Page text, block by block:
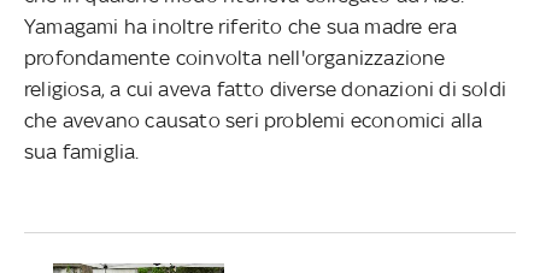
Yamagami ha inoltre riferito che sua madre era
profondamente coinvolta nell'organizzazione
religiosa, a cui aveva fatto diverse donazioni di soldi
che avevano causato seri problemi economici alla
sua famiglia.